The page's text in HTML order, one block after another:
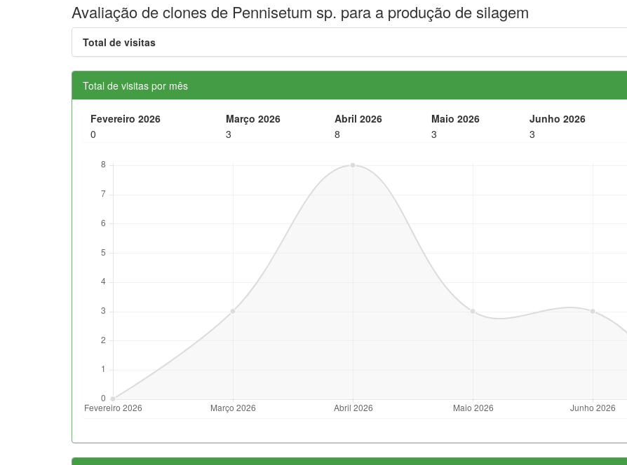
Avaliação de clones de Pennisetum sp. para a produção de silagem
Total de visitas
Total de visitas por mês
Fevereiro 2026 Março 2026 Abril 2026 Maio 2026 Junho 2026
0
3 8 3 3